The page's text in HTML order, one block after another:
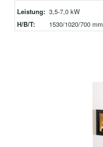
Leistung: 3,5-7,0 kW
H/B/T:
1530/1020/700 mm